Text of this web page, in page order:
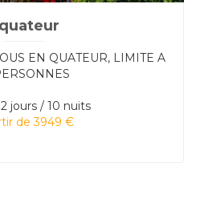
EN QUATEUR, LIMITE A
jours / 10 nuits
de 3949 €